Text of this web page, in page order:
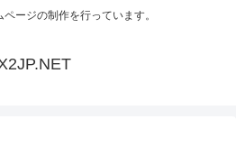
ージの制作を行っています。